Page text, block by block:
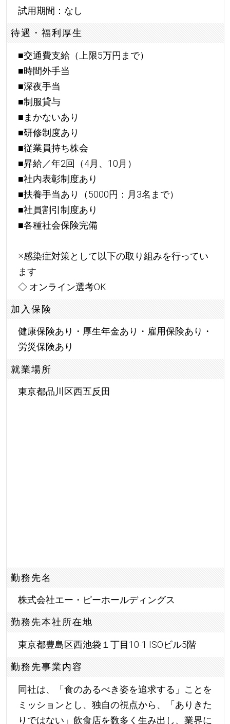
試用期間：なし
待遇・福利厚生
■交通費支給（上限5万円まで）
■時間外手当
■深夜手当
■制服貸与
■まかないあり
■研修制度あり
■従業員持ち株会
■昇給／年2回（4月、10月）
■社内表彰制度あり
■扶養手当あり（5000円：月3名まで）
■社員割引制度あり
■各種社会保険完備
※感染症対策として以下の取り組みを行ってい
ます
◇ オンライン選考OK
加入保険
健康保険あり・厚生年金あり・雇用保険あり・
労災保険あり
就業場所
東京都品川区西五反田
勤務先名
株式会社エー・ピーホールディングス
勤務先本社所在地
東京都豊島区西池袋１丁目10-1 ISOビル5階
勤務先事業内容
同社は、「食のあるべき姿を追求する」ことを
ミッションとし、独自の視点から、「ありきた
りではない」飲食店を数多く生み出し、業界に